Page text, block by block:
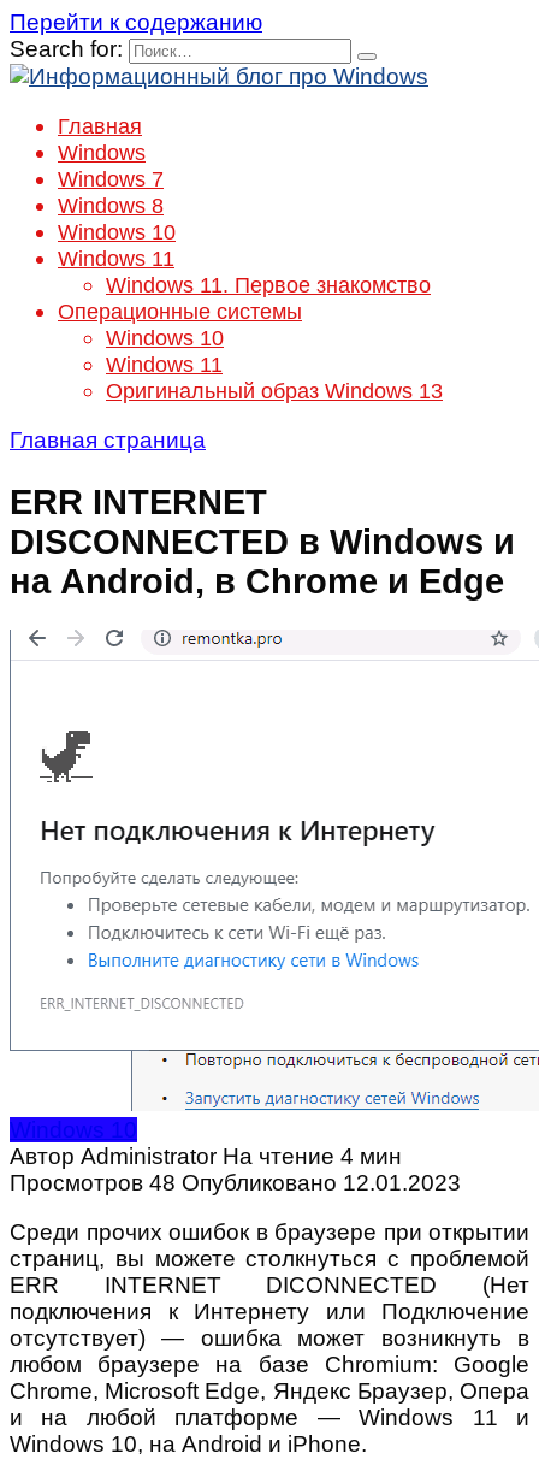
Перейти к содержанию
Search for:
Главная
Windows
Windows 7
Windows 8
Windows 10
Windows 11
Windows 11. Первое знакомство
Операционные системы
Windows 10
Windows 11
Оригинальный образ Windows 13
Главная страница
ERR INTERNET
DISCONNECTED в Windows и
на Android, в Chrome и Edge
Windows 10
Автор Administrator На чтение 4 мин
Просмотров 48 Опубликовано 12.01.2023
Среди прочих ошибок в браузере при открытии
страниц, вы можете столкнуться с проблемой
ERR INTERNET DICONNECTED (Нет
подключения к Интернету или Подключение
отсутствует) — ошибка может возникнуть в
любом браузере на базе Chromium: Google
Chrome, Microsoft Edge, Яндекс Браузер, Опера
и на любой платформе — Windows 11 и
Windows 10, на Android и iPhone.